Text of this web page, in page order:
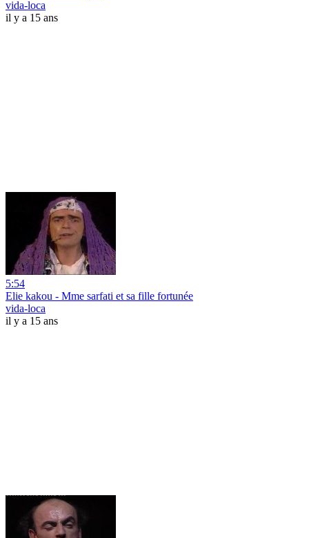
vida-loca
il y a 15 ans
5:54
Elie kakou - Mme sarfati et sa fille fortunée
vida-loca
il y a 15 ans